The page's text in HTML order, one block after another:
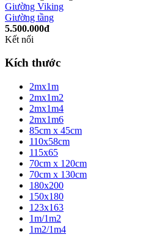
Giường Viking
Giường tầng
5.500.000đ
Kết nối
Kích thước
2mx1m
2mx1m2
2mx1m4
2mx1m6
85cm x 45cm
110x58cm
115x65
70cm x 120cm
70cm x 130cm
180x200
150x180
123x163
1m/1m2
1m2/1m4